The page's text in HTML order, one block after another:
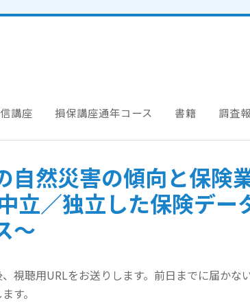
講座 損保講座通年コース 書籍 調査
自然災害の傾向と保険
立／独立した保険デー
～
視聴用URLをお送りします。前日までに届かな
す。